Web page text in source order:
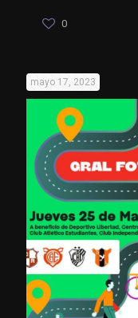
0
mayo 17, 2023